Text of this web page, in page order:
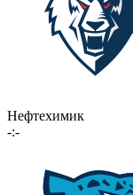
Нефтехимик
-:-